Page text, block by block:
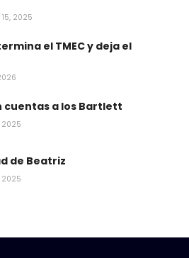
15, 2025
el TMEC y deja el
cuentas a los Bartlett
2025
de Beatriz
2025